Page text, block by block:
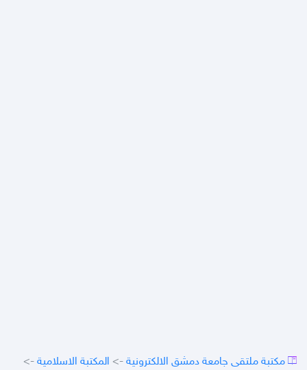
مكتبة ملتقى جامعة دمشق الالكترونية -> المكتبة الاسلامية ->